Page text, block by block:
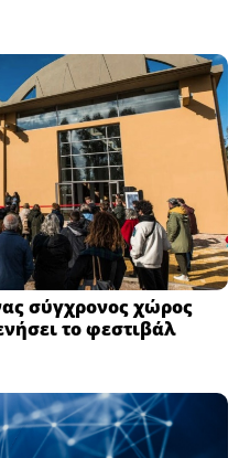
σύγχρονος χώρος
το φεστιβάλ